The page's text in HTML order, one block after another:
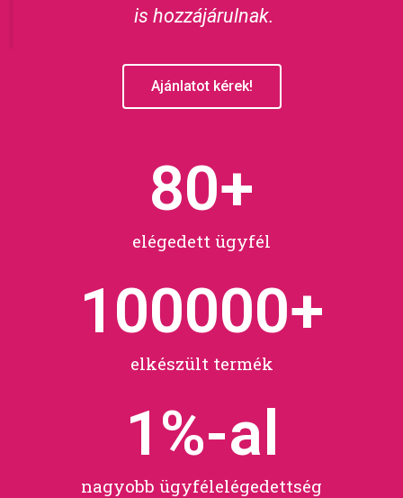
is hozzájárulnak.
Ajánlatot kérek!
80+
elégedett ügyfél
100000+
elkészült termék
1%-al
nagyobb ügyfélelégedettség